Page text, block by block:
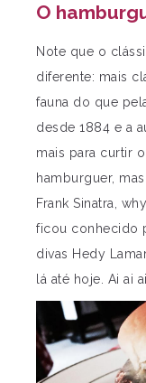
O
Note que o
diferente: mais
fauna do que
desde 1884 e a
mais para curtir
hamburguer,
Frank Sinatra,
ficou conhecido
divas Hedy
lá até hoje. Ai ai